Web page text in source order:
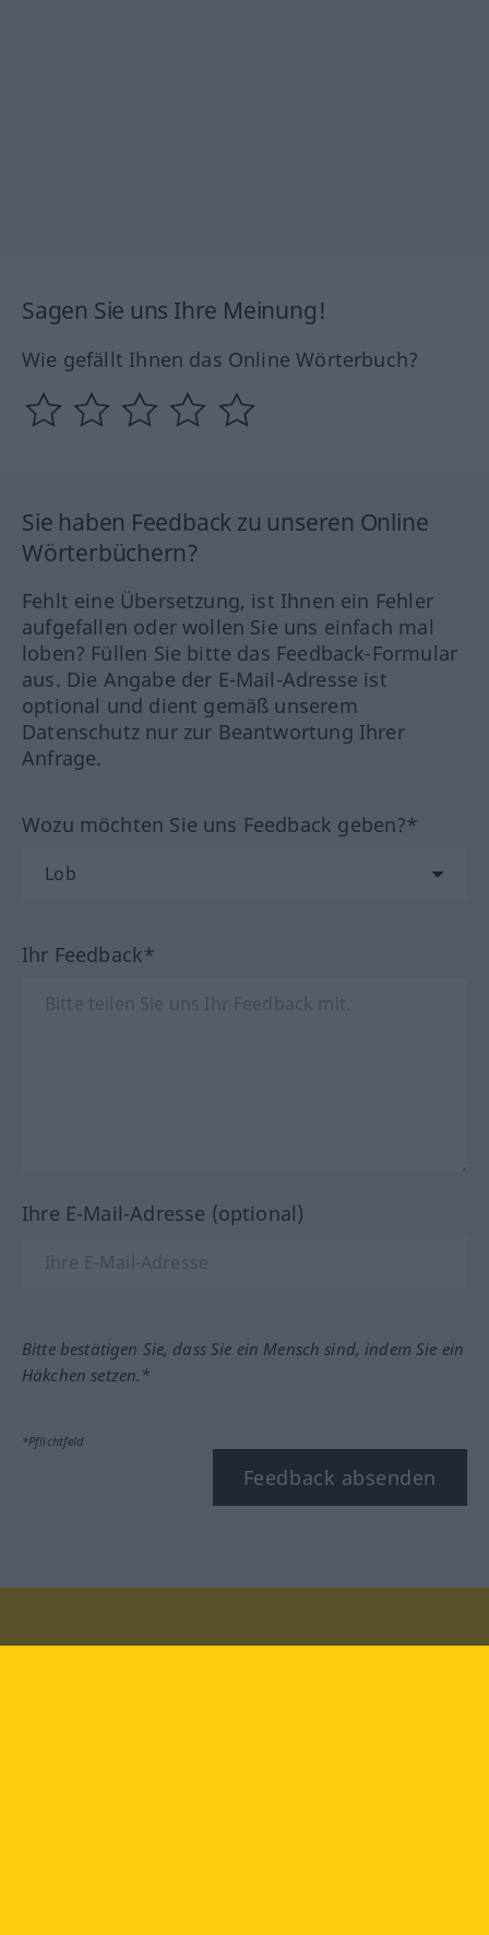
Sagen Sie uns Ihre Meinung!
Wie gefällt Ihnen das Online Wörterbuch?
Sie haben Feedback zu unseren Online
Wörterbüchern?
Fehlt eine Übersetzung, ist Ihnen ein Fehler
aufgefallen oder wollen Sie uns einfach mal
loben? Füllen Sie bitte das Feedback-Formular
aus. Die Angabe der E-Mail-Adresse ist
optional und dient gemäß unserem
Datenschutz nur zur Beantwortung Ihrer
Anfrage.
Wozu möchten Sie uns Feedback geben?*
Ihr Feedback*
Ihre E-Mail-Adresse (optional)
Bitte bestätigen Sie, dass Sie ein Mensch sind, indem Sie ein
Häkchen setzen.*
*Pflichtfeld
Feedback absenden
Besuchen Sie uns auf: